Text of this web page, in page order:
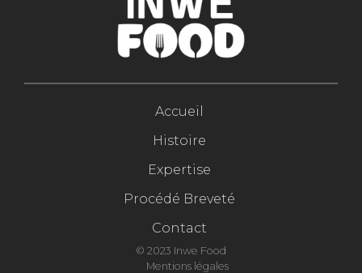
Accueil
Histoire
Expertise
Procédé Breveté
Contact
© 2023 Inwe Food
Mentions légales